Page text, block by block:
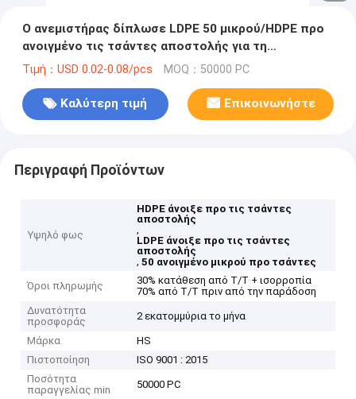
Ο ανεμιστήρας δίπλωσε LDPE 50 μικρού/HDPE προ
ανοιγμένο τις τσάντες αποστολής για τη
συσκευασία υποδημάτων
Τιμή：USD 0.02-0.08/pcs MOQ：50000 PC
Καλύτερη τιμή Επικοινωνήστε
Περιγραφή Προϊόντων
Υψηλό φως
HDPE άνοιξε προ τις τσάντες
αποστολής
,
LDPE άνοιξε προ τις τσάντες
αποστολής
,50 ανοιγμένο μικρού προ τσάντες
Όροι πληρωμής
30% κατάθεση από T/T + ισορροπία
70% από T/T πριν από την παράδοση
Δυνατότητα
προσφοράς
2 εκατομμύρια το μήνα
Μάρκα
HS
Πιστοποίηση
ISO 9001 : 2015
Ποσότητα
παραγγελίας min
50000 PC